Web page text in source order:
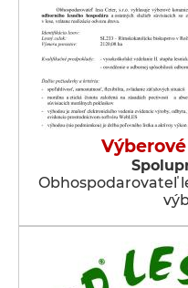
Obhospodarovateľ